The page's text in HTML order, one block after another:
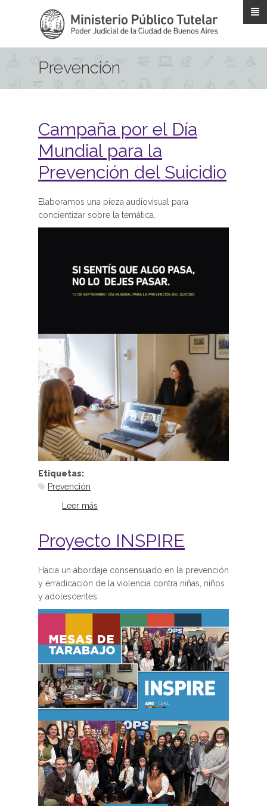
Prevención
Campaña por el Día
Mundial para la
Prevención del Suicidio
Elaboramos una pieza audiovisual para
concientizar sobre la temática.
Etiquetas:
Prevención
Leer más
Proyecto INSPIRE
Hacia un abordaje consensuado en la prevención
y erradicación de la violencia contra niñas, niños
y adolescentes.